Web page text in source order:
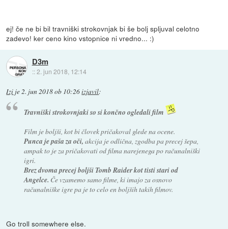
ej! če ne bi bil travniški strokovnjak bi še bolj spljuval celotno
zadevo! ker ceno kino vstopnice ni vredno... :)
D3m
::2. jun 2018, 12:14
Izi je2. jun 2018 ob 10:26izjavil:
Travniški strokovnjaki so si končno ogledali film
Film je boljši, kot bi človek pričakoval glede na ocene.
Punca je paša za oči, akcija je odlična, zgodba pa precej šepa,
ampak to je za pričakovati od filma narejenega po računalniški
igri.
Brez dvoma precej boljši Tomb Raider kot tisti stari od
Angelce. Če vzamemo samo filme, ki imajo za osnovo
računalniške igre pa je to celo en boljših takih filmov.
Go troll somewhere else.